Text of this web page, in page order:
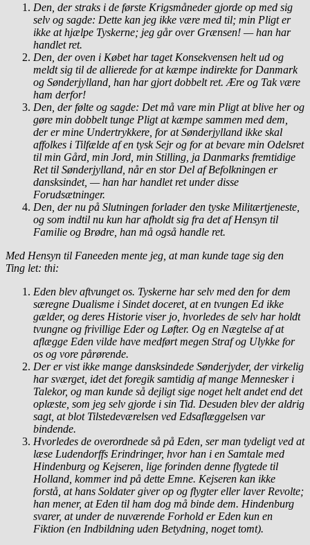
Den, der straks i de første Krigsmåneder gjorde op med sig
selv og sagde: Dette kan jeg ikke være med til; min Pligt er
ikke at hjælpe Tyskerne; jeg går over Grænsen! — han har
handlet ret.
Den, der oven i Købet har taget Konsekvensen helt ud og
meldt sig til de allierede for at kæmpe indirekte for Danmark
og Sønderjylland, han har gjort dobbelt ret. Ære og Tak være
ham derfor!
Den, der følte og sagde: Det må vare min Pligt at blive her og
gøre min dobbelt tunge Pligt at kæmpe sammen med dem,
der er mine Undertrykkere, for at Sønderjylland ikke skal
affolkes i Tilfælde af en tysk Sejr og for at bevare min Odelsret
til min Gård, min Jord, min Stilling, ja Danmarks fremtidige
Ret til Sønderjylland, når en stor Del af Befolkningen er
dansksindet, — han har handlet ret under disse
Forudsætninger.
Den, der nu på Slutningen forlader den tyske Militærtjeneste,
og som indtil nu kun har afholdt sig fra det af Hensyn til
Familie og Brødre, han må også handle ret.
Med Hensyn til Faneeden mente jeg, at man kunde tage sig den
Ting let: thi:
Eden blev aftvunget os. Tyskerne har selv med den for dem
særegne Dualisme i Sindet doceret, at en tvungen Ed ikke
gælder, og deres Historie viser jo, hvorledes de selv har holdt
tvungne og frivillige Eder og Løfter. Og en Nægtelse af at
aflægge Eden vilde have medført megen Straf og Ulykke for
os og vore pårørende.
Der er vist ikke mange dansksindede Sønderjyder, der virkelig
har sværget, idet det foregik samtidig af mange Mennesker i
Talekor, og man kunde så dejligt sige noget helt andet end det
oplæste, som jeg selv gjorde i sin Tid. Desuden blev der aldrig
sagt, at blot Tilstedeværelsen ved Edsaflæggelsen var
bindende.
Hvorledes de overordnede så på Eden, ser man tydeligt ved at
læse Ludendorffs Erindringer, hvor han i en Samtale med
Hindenburg og Kejseren, lige forinden denne flygtede til
Holland, kommer ind på dette Emne. Kejseren kan ikke
forstå, at hans Soldater giver op og flygter eller laver Revolte;
han mener, at Eden til ham dog må binde dem. Hindenburg
svarer, at under de nuværende Forhold er Eden kun en
Fiktion (en Indbildning uden Betydning, noget tomt).